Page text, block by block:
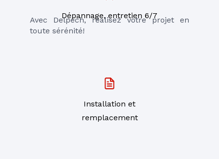
Avec Delpech, réalisez votre projet en
toute sérénité!
Dépannage, entretien 6/7
Installation et
remplacement